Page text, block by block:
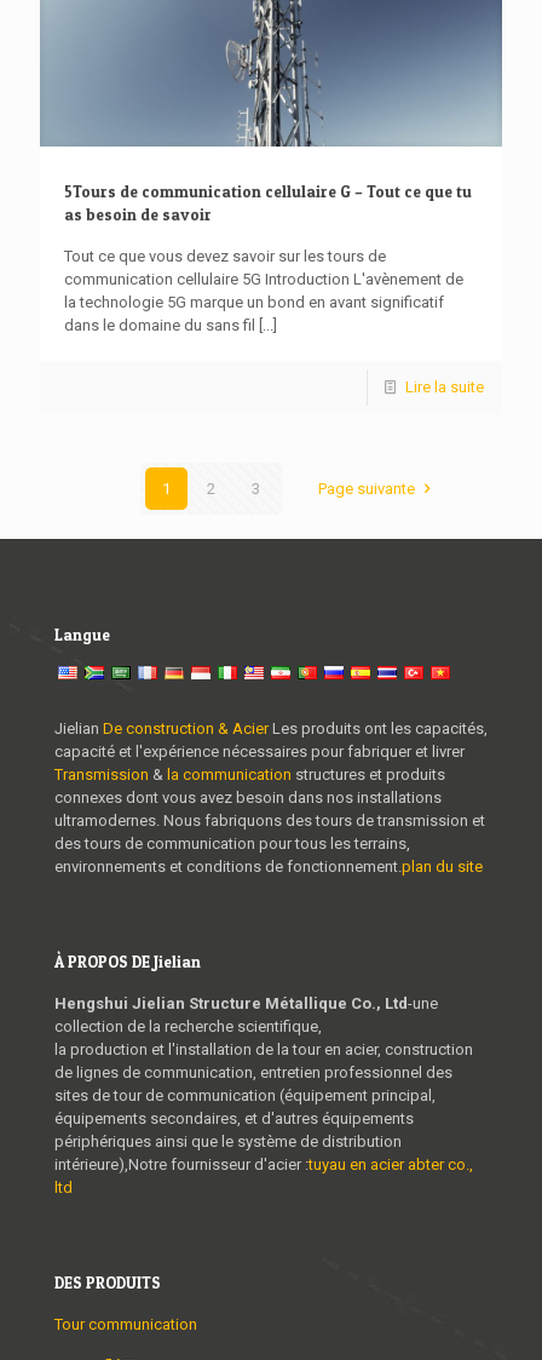
5Tours de communication cellulaire G – Tout ce que tu
as besoin de savoir
Tout ce que vous devez savoir sur les tours de
communication cellulaire 5G Introduction L'avènement de
la technologie 5G marque un bond en avant significatif
dans le domaine du sans fil
Lire la suite
1 2 3 Page suivante
Langue
Jielian De construction & AcierLes produits ont les capacités,
capacité et l'expérience nécessaires pour fabriquer et livrer
Transmission & la communication structures et produits
connexes dont vous avez besoin dans nos installations
ultramodernes. Nous fabriquons des tours de transmission et
des tours de communication pour tous les terrains,
environnements et conditions de fonctionnement. plan du site
À PROPOS DE Jielian
Hengshui Jielian Structure Métallique Co., Ltd-une
collection de la recherche scientifique,
la production et l'installation de la tour en acier, construction
de lignes de communication, entretien professionnel des
sites de tour de communication (équipement principal,
équipements secondaires, et d'autres équipements
périphériques ainsi que le système de distribution
intérieure),Notre fournisseur d'acier :tuyau en acier abter co.,
ltd
DES PRODUITS
Tour communication